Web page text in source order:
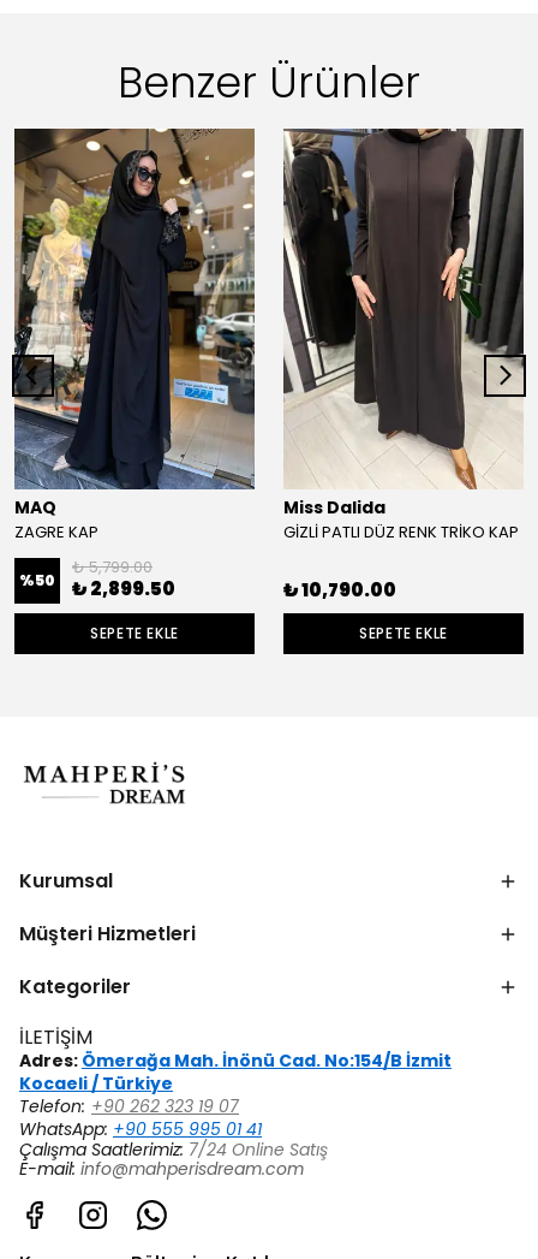
Benzer Ürünler
MAQ
ZAGRE KAP
%50
₺ 5,799.00
₺ 2,899.50
SEPETE EKLE
Miss Dalida
GİZLİ PATLI DÜZ RENK TRİKO KAP
₺ 10,790.00
SEPETE EKLE
Kurumsal
Müşteri Hizmetleri
Kategoriler
İLETİŞİM
Adres: Ömerağa Mah. İnönü Cad. No:154/B İzmit
Kocaeli / Türkiye
Telefon: +90 262 323 19 07
WhatsApp: +90 555 995 01 41
Çalışma Saatlerimiz: 7/24 Online Satış
E-mail: info@mahperisdream.com